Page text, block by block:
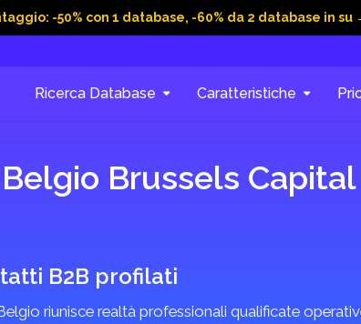
-50% con 1 database, -60% da 2 database in su
Ricerca Database Caratteristiche
Brussels Capital
B2B profilati
riunisce realtà professionali qualificate